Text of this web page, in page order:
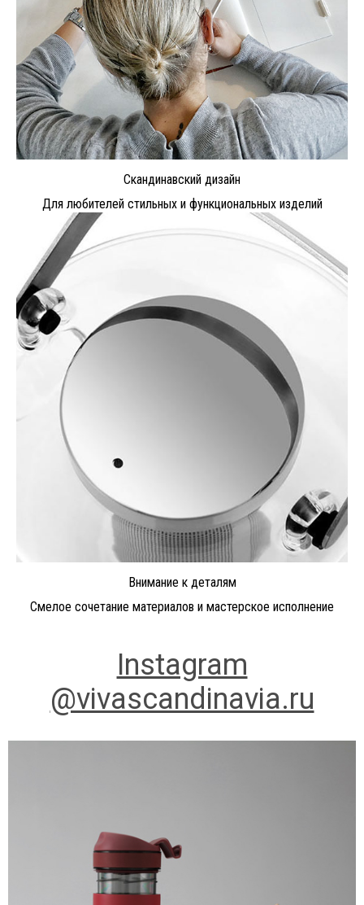
Скандинавский дизайн
Для любителей стильных и функциональных изделий
Внимание к деталям
Смелое сочетание материалов и мастерское исполнение
Instagram
@vivascandinavia.ru